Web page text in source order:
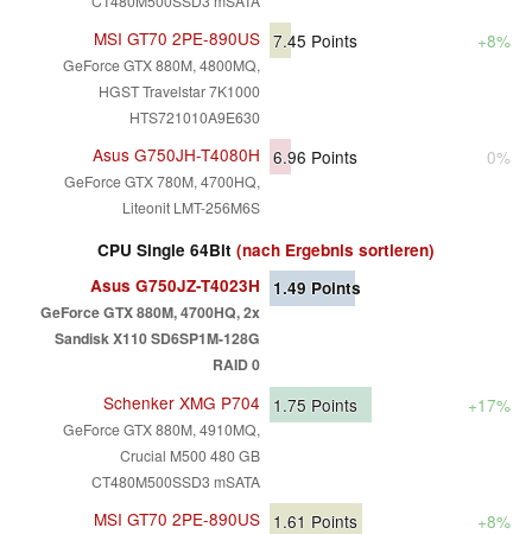
MSI GT70 2PE-890US
GeForce GTX 880M, 4800MQ,
HGST Travelstar 7K1000
HTS721010A9E630
7.45 Points +8%
Asus G750JH-T4080H
GeForce GTX 780M, 4700HQ,
Liteonit LMT-256M6S
6.96 Points 0%
CPU Single 64Bit (nach Ergebnis sortieren)
Asus G750JZ-T4023H
GeForce GTX 880M, 4700HQ, 2x
Sandisk X110 SD6SP1M-128G
RAID 0
1.49 Points
Schenker XMG P704
GeForce GTX 880M, 4910MQ,
Crucial M500 480 GB
CT480M500SSD3 mSATA
1.75 Points +17%
MSI GT70 2PE-890US 1.61 Points +8%